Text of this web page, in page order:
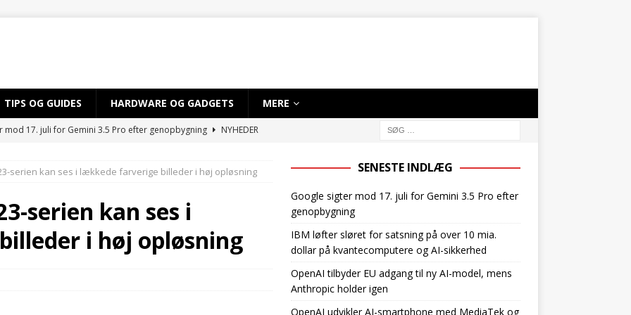
TIPS OG GUIDES HARDWARE OG GADGETS MERE
mod 17. juli for Gemini 3.5 Pro efter genopbygning
NYHEDER
INTELLIGENS
EU adgang til ny AI-model, mens Anthropic holder igen
AI-smartphone med MediaTek og Qualcomm
AI OG
serien kan ses i lækkede farverige billeder i høj opløsning
serien kan ses i
i høj opløsning
SENESTE INDLÆG
Google sigter mod 17. juli for Gemini 3.5 Pro efter
genopbygning
IBM løfter sløret for satsning på over 10 mia.
dollar på kvantecomputere og AI-sikkerhed
OpenAI tilbyder EU adgang til ny AI-model, mens
Anthropic holder igen
OpenAI udvikler AI-smartphone med MediaTek og